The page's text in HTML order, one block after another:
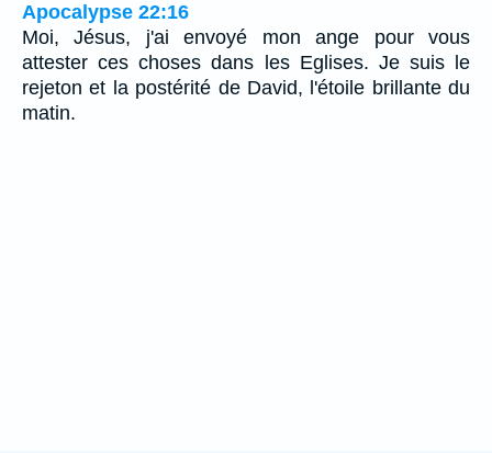
Apocalypse 22:16
Moi, Jésus, j'ai envoyé mon ange pour vous
attester ces choses dans les Eglises. Je suis le
rejeton et la postérité de David, l'étoile brillante du
matin.